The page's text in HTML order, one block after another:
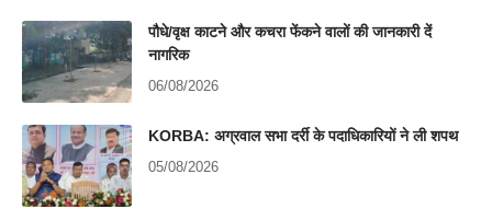
पौधे/वृक्ष काटने और कचरा फेंकने वालों की जानकारी दें
नागरिक
06/08/2026
KORBA: अग्रवाल सभा दर्री के पदाधिकारियों ने ली शपथ
05/08/2026